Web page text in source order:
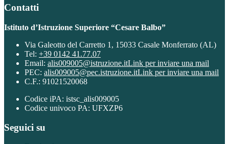
Contatti
Istituto d’Istruzione Superiore “Cesare Balbo”
Via Galeotto del Carretto 1, 15033 Casale Monferrato (AL)
Tel: +39 0142 41.77.07
Email: alis009005@istruzione.itLink per inviare una mail
PEC: alis009005@pec.istruzione.itLink per inviare una mail
C.F.: 91021520068
Codice iPA: istsc_alis009005
Codice univoco PA: UFXZP6
Seguici su